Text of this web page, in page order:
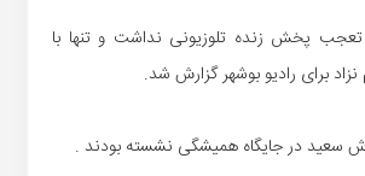
تعجب پخش زنده تلوزیونی نداشت و تنها با
برای رادیو بوشهر گزارش شد.
سعید در جایگاه همیشگی نشسته بودند .